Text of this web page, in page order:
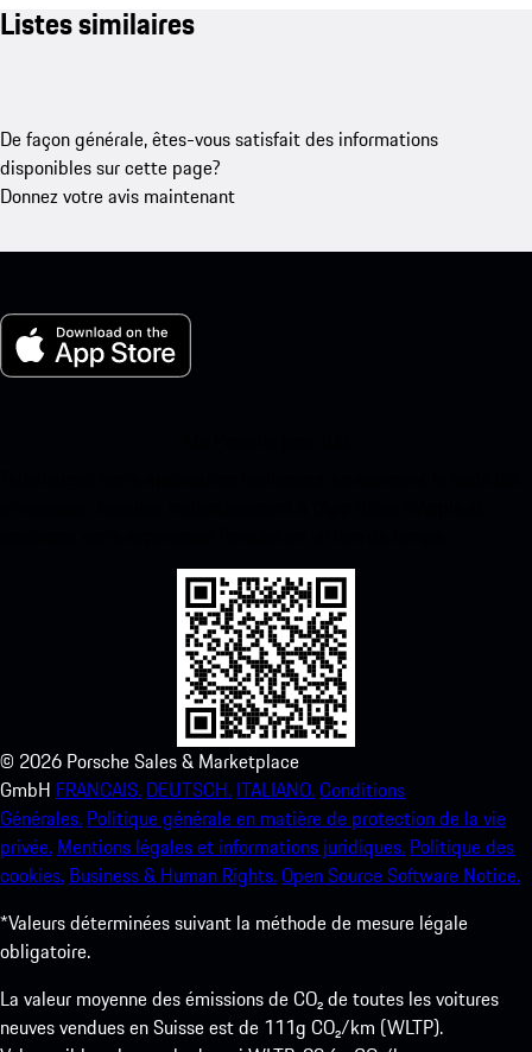
Listes similaires
De façon générale, êtes-vous satisfait des informations
disponibles sur cette page?
Donnez votre avis maintenant
© 2026 Porsche Sales & Marketplace
GmbH FRANCAIS. DEUTSCH. ITALIANO.Conditions
Générales. Politique générale en matière de protection de la vie
privée. Mentions légales et informations juridiques. Politique des
cookies. Business & Human Rights.Open Source Software Notice.
*Valeurs déterminées suivant la méthode de mesure légale
obligatoire.
La valeur moyenne des émissions de CO₂ de toutes les voitures
neuves vendues en Suisse est de 111g CO₂/km (WLTP).